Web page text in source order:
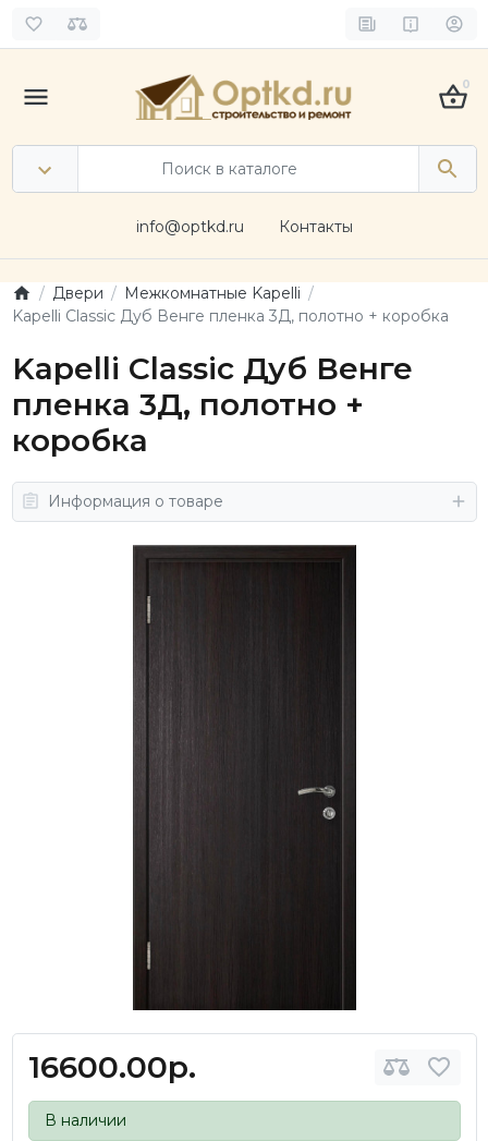
0
info@optkd.ru Контакты
Двери
Межкомнатные Kapelli
Kapelli Classic Дуб Венге пленка 3Д, полотно + коробка
Kapelli Classic Дуб Венге
пленка 3Д, полотно +
коробка
Информация о товаре
16600.00р.
В наличии